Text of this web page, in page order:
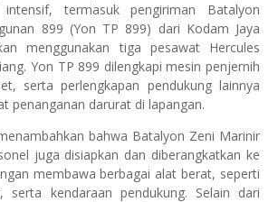
intensif, termasuk pengiriman Batalyon
899 (Yon TP 899) dari Kodam Jaya
menggunakan tiga pesawat Hercules
Yon TP 899 dilengkapi mesin penjernih
serta perlengkapan pendukung lainnya
penanganan darurat di lapangan.
bahwa Batalyon Zeni Marinir
juga disiapkan dan diberangkatkan ke
membawa berbagai alat berat, seperti
serta kendaraan pendukung. Selain dari